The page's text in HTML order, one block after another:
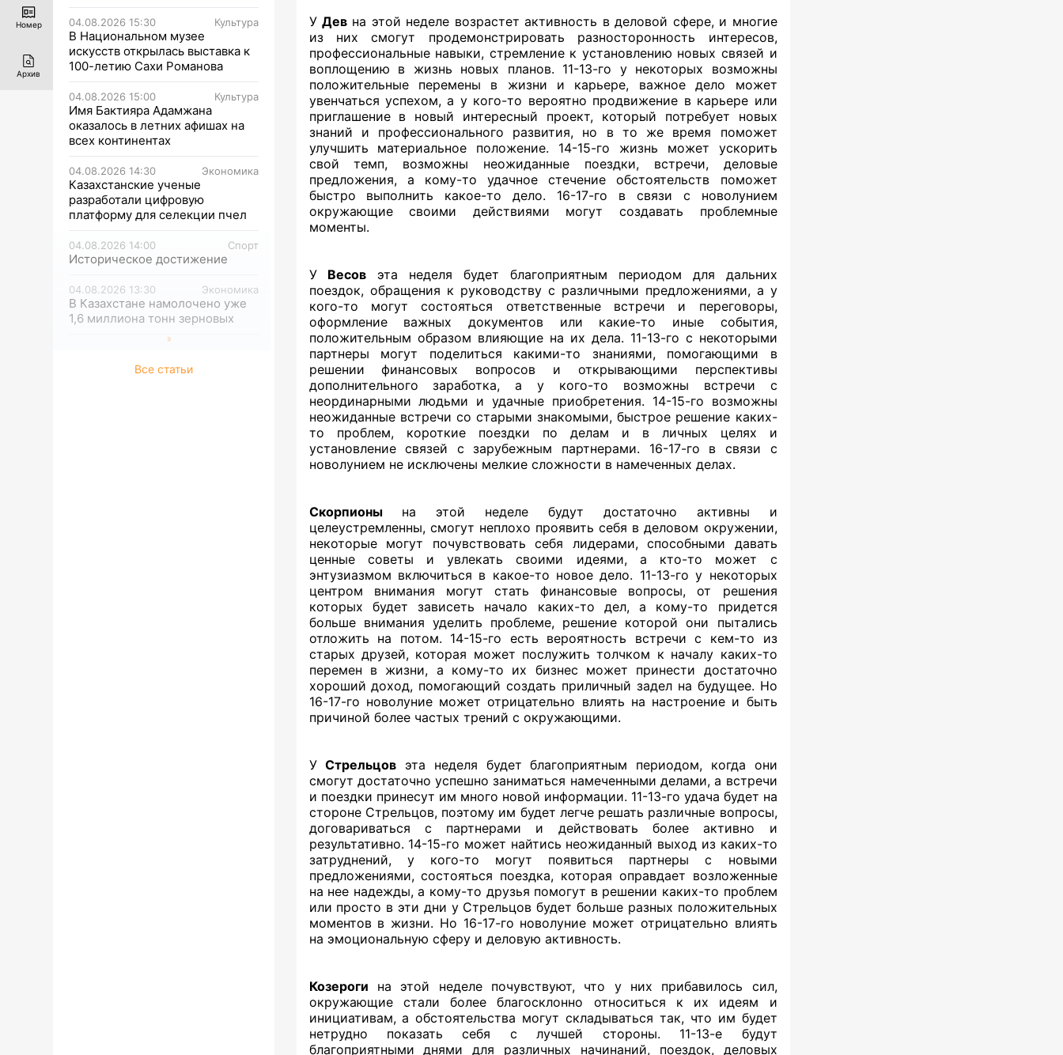
04.08.2026 15:30 Культура
В Национальном музее
искусств открылась выставка к
100-летию Сахи Романова
04.08.2026 15:00 Культура
Имя Бактияра Адамжана
оказалось в летних афишах на
всех континентах
04.08.2026 14:30 Экономика
Казахстанские ученые
разработали цифровую
платформу для селекции пчел
04.08.2026 14:00 Спорт
Историческое достижение
04.08.2026 13:30 Экономика
В Казахстане намолочено уже
1,6 миллиона тонн зерновых
Все статьи
УДев на этой неделе возрастет активность в деловой сфере, и многие
из них смогут продемонстрировать разносторонность интересов,
профессиональные навыки, стремление к установлению новых связей и
воплощению в жизнь новых планов. 11-13-го у некоторых возможны
положительные перемены в жизни и карьере, важное дело может
увенчаться успехом, а у кого-то вероятно продвижение в карьере или
приглашение в новый интересный проект, который потребует новых
знаний и профессионального развития, но в то же время поможет
улучшить материальное положение. 14-15-го жизнь может ускорить
свой темп, возможны неожиданные поездки, встречи, деловые
предложения, а кому-то удачное стечение обстоятельств поможет
быстро выполнить какое-то дело. 16-17-го в связи с новолунием
окружающие своими действиями могут создавать проблемные
моменты.
У Весов эта неделя будет благоприятным периодом для дальних
поездок, обращения к руководству с различными предложениями, а у
кого-то могут состояться ответственные встречи и переговоры,
оформление важных документов или какие-то иные события,
положительным образом влияющие на их дела. 11-13-го с некоторыми
партнеры могут поделиться какими-то знаниями, помогающими в
решении финансовых вопросов и открывающими перспективы
дополнительного заработка, а у кого-то возможны встречи с
неординарными людьми и удачные приобретения. 14-15-го возможны
неожиданные встречи со старыми знакомыми, быстрое решение каких-
то проблем, короткие поездки по делам и в личных целях и
установление связей с зарубежным партнерами. 16-17-го в связи с
новолунием не исключены мелкие сложности в намеченных делах.
Скорпионына этой неделе будут достаточно активны и
целеустремленны, смогут неплохо проявить себя в деловом окружении,
некоторые могут почувствовать себя лидерами, способными давать
ценные советы и увлекать своими идеями, а кто-то может с
энтузиазмом включиться в какое-то новое дело. 11-13-го у некоторых
центром внимания могут стать финансовые вопросы, от решения
которых будет зависеть начало каких-то дел, а кому-то придется
больше внимания уделить проблеме, решение которой они пытались
отложить на потом. 14-15-го есть вероятность встречи с кем-то из
старых друзей, которая может послужить толчком к началу каких-то
перемен в жизни, а кому-то их бизнес может принести достаточно
хороший доход, помогающий создать приличный задел на будущее. Но
16-17-го новолуние может отрицательно влиять на настроение и быть
причиной более частых трений с окружающими.
УСтрельцов эта неделя будет благоприятным периодом, когда они
смогут достаточно успешно заниматься намеченными делами, а встречи
и поездки принесут им много новой информации. 11-13-го удача будет на
стороне Стрельцов, поэтому им будет легче решать различные вопросы,
договариваться с партнерами и действовать более активно и
результативно. 14-15-го может найтись неожиданный выход из каких-то
затруднений, у кого-то могут появиться партнеры с новыми
предложениями, состояться поездка, которая оправдает возложенные
на нее надежды, а кому-то друзья помогут в решении каких-то проблем
или просто в эти дни у Стрельцов будет больше разных положительных
моментов в жизни. Но 16-17-го новолуние может отрицательно влиять
на эмоциональную сферу и деловую активность.
Козероги на этой неделе почувствуют, что у них прибавилось сил,
окружающие стали более благосклонно относиться к их идеям и
инициативам, а обстоятельства могут складываться так, что им будет
нетрудно показать себя с лучшей стороны. 11-13-е будут
благоприятными днями для различных начинаний, поездок, деловых
Номер
Архив